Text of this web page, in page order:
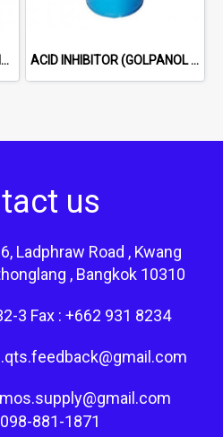
POLYTREATE INH 2S (ACID INHIBITOR FOR HCl) ACID INHIBITOR (GOLPANOL BOZ 98%) WHITE CRYSTAL POWDER
us
Ladphraw Road , Kwang
, Bangkok 10310
3 Fax : +662 931 8234
881-1871